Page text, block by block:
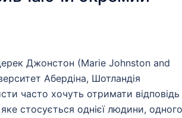
Джонстон (Marie Johnston and
Абердіна, Шотландія
часто хочуть отримати відповідь
стосується однієї людини, одного